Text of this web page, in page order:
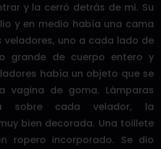
y la cerró detrás de mi. Su
y en medio había una cama
veladores, uno a cada lado de
grande de cuerpo entero y
había un objeto que se
vagina de goma. Lámparas
sobre cada velador, la
bien decorada. Una toillete
ropero incorporado. Se dio